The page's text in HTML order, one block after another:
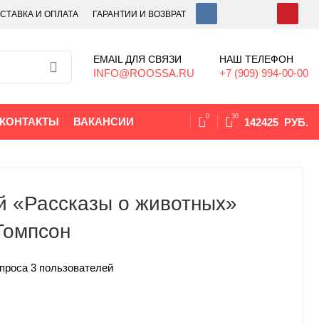
И ОПЛАТА ГАРАНТИИ И ВОЗВРАТ
EMAIL ДЛЯ СВЯЗИ
INFO@ROOSSA.RU
НАШ ТЕЛЕФОН
+7 (909) 994-00-00
КОНТАКТЫ ВАКАНСИИ 0 30 142425 РУБ.
«Рассказы о животных»
3 пользователей